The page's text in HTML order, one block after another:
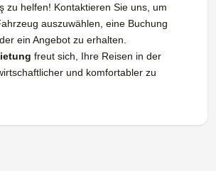
zu helfen! Kontaktieren Sie uns, um
auszuwählen, eine Buchung
ein Angebot zu erhalten.
freut sich, Ihre Reisen in der
und komfortabler zu